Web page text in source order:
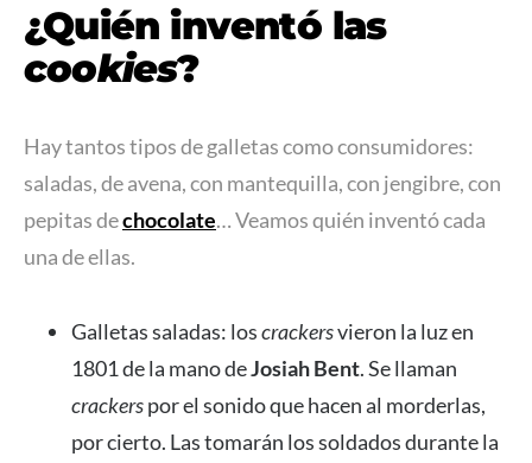
¿Quién inventó las
cookies?
Hay tantos tipos de galletas como consumidores:
saladas, de avena, con mantequilla, con jengibre, con
pepitas dechocolate… Veamos quién inventó cada
una de ellas.
Galletas saladas: loscrackersvieron la luz en
1801 de la mano deJosiah Bent. Se llaman
crackerspor el sonido que hacen al morderlas,
por cierto. Las tomarán los soldados durante la